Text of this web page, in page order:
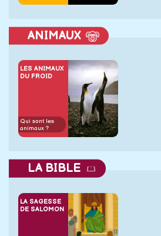
ANIMAUX
LES ANIMAUX
DU FROID
Qui sont les
animaux ?
LA BIBLE
LA SAGESSE
DE SALOMON